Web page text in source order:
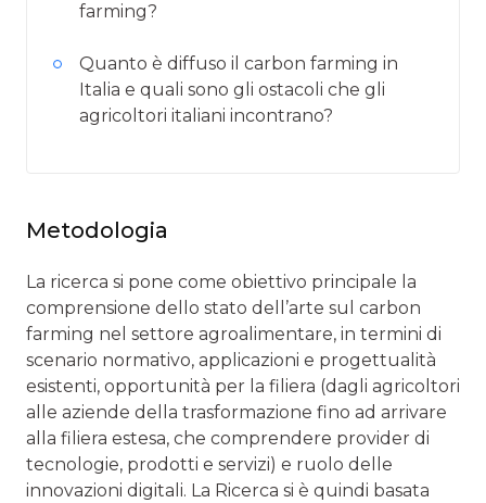
farming?
Quanto è diffuso il carbon farming in
Italia e quali sono gli ostacoli che gli
agricoltori italiani incontrano?
Metodologia
La ricerca si pone come obiettivo principale la
comprensione dello stato dell’arte sul carbon
farming nel settore agroalimentare, in termini di
scenario normativo, applicazioni e progettualità
esistenti, opportunità per la filiera (dagli agricoltori
alle aziende della trasformazione fino ad arrivare
alla filiera estesa, che comprendere provider di
tecnologie, prodotti e servizi) e ruolo delle
innovazioni digitali. La Ricerca si è quindi basata